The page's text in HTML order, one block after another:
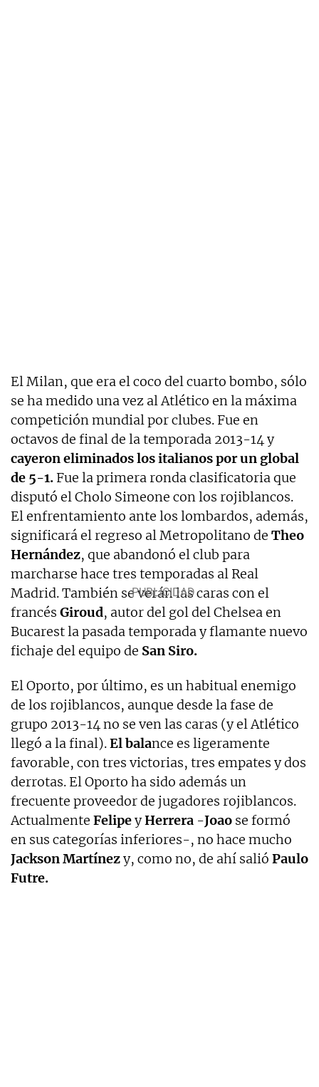
El Milan, que era el coco del cuarto bombo, sólo
se ha medido una vez al Atlético en la máxima
competición mundial por clubes. Fue en
octavos de final de la temporada 2013-14 y
cayeron eliminados los italianos por un global
de 5-1.Fue la primera ronda clasificatoria que
disputó el Cholo Simeone con los rojiblancos.
El enfrentamiento ante los lombardos, además,
significará el regreso al Metropolitano de Theo
Hernández, que abandonó el club para
marcharse hace tres temporadas al Real
Madrid. También se verán las caras con el
francés Giroud, autor del gol del Chelsea en
Bucarest la pasada temporada y flamante nuevo
fichaje del equipo de San Siro.
El Oporto, por último, es un habitual enemigo
de los rojiblancos, aunque desde la fase de
grupo 2013-14 no se ven las caras (y el Atlético
llegó a la final).El balance es ligeramente
favorable, con tres victorias, tres empates y dos
derrotas. El Oporto ha sido además un
frecuente proveedor de jugadores rojiblancos.
Actualmente FelipeyHerrera -Joao se formó
en sus categorías inferiores-, no hace mucho
Jackson Martínezy, como no, de ahí salió Paulo
Futre.